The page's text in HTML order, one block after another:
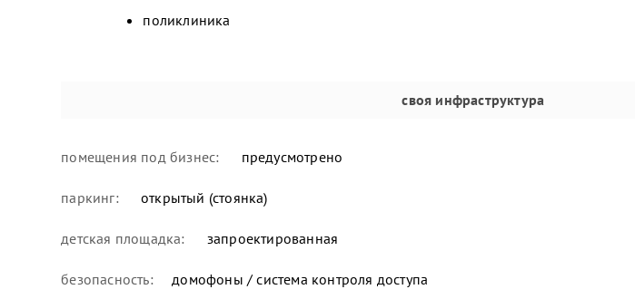
поликлиника
своя инфраструктура
помещения под бизнес: предусмотрено
паркинг: открытый (стоянка)
детская площадка: запроектированная
безопасность: домофоны / система контроля доступа